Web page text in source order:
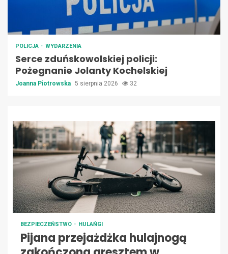
POLICJA WYDARZENIA
Serce zduńskowolskiej policji:
Pożegnanie Jolanty Kochelskiej
Joanna Piotrowska 5 sierpnia 2026 32
BEZPIECZEŃSTWO HULAŃGI
Pijana przejażdżka hulajnogą